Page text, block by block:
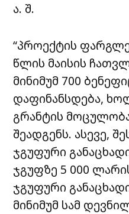
ა. შ.
“პროექტის
წლის მაისის
მინიმუმ 700
დაფინანსდება,
გრანტის
შეადგენს. ასევე,
ჯგუფური
ჯგუფზე 5 000
ჯგუფური
მინიმუმ სამ